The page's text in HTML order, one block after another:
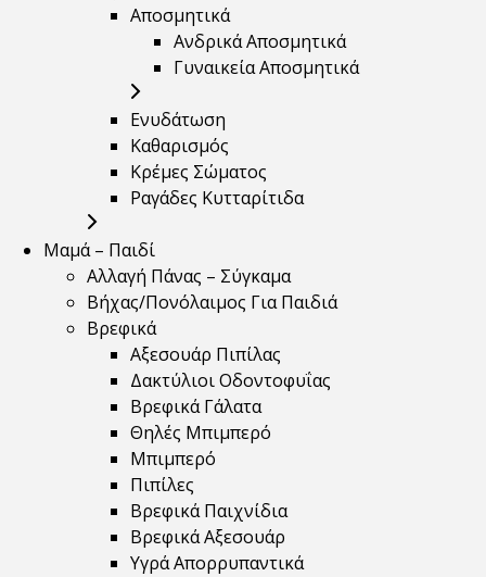
Αποσμητικά
Ανδρικά Αποσμητικά
Γυναικεία Αποσμητικά
Ενυδάτωση
Καθαρισμός
Κρέμες Σώματος
Ραγάδες Κυτταρίτιδα
Μαμά – Παιδί
Αλλαγή Πάνας – Σύγκαμα
Βήχας/Πονόλαιμος Για Παιδιά
Βρεφικά
Αξεσουάρ Πιπίλας
Δακτύλιοι Οδοντοφυΐας
Βρεφικά Γάλατα
Θηλές Μπιμπερό
Μπιμπερό
Πιπίλες
Βρεφικά Παιχνίδια
Βρεφικά Αξεσουάρ
Υγρά Απορρυπαντικά